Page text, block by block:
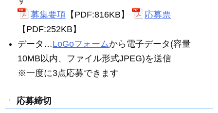
募集要項 【PDF:816KB】
応募票
【PDF:252KB】
データ…LoGoフォームから電子データ(容量
10MB以内、ファイル形式JPEG)を送信
※一度に3点応募できます
応募締切